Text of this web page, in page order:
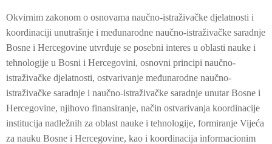
Okvirnim zakonom o osnovama naučno-istraživačke djelatnosti i
koordinaciji unutrašnje i međunarodne naučno-istraživačke saradnje
Bosne i Hercegovine utvrđuje se posebni interes u oblasti nauke i
tehnologije u Bosni i Hercegovini, osnovni principi naučno-
istraživačke djelatnosti, ostvarivanje međunarodne naučno-
istraživačke saradnje i naučno-istraživačke saradnje unutar Bosne i
Hercegovine, njihovo finansiranje, način ostvarivanja koordinacije
institucija nadležnih za oblast nauke i tehnologije, formiranje Vijeća
za nauku Bosne i Hercegovine, kao i koordinacija informacionim